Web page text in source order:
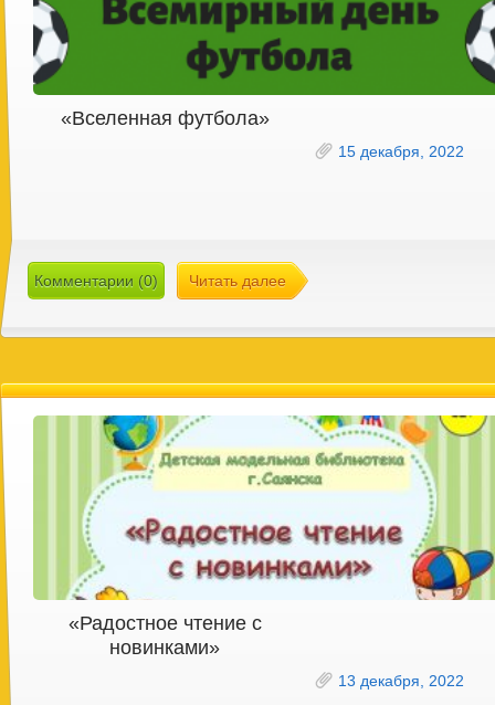
«Вселенная футбола»
15 декабря, 2022
Комментарии (0) Читать далее
«Радостное чтение с
новинками»
13 декабря, 2022